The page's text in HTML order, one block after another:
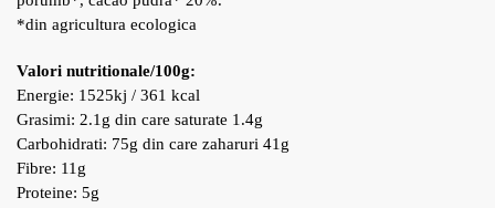
*din agricultura ecologica
Valori nutritionale/100g:
Energie: 1525kj / 361 kcal
Grasimi: 2.1g din care saturate 1.4g
Carbohidrati: 75g din care zaharuri 41g
Fibre: 11g
Proteine: 5g